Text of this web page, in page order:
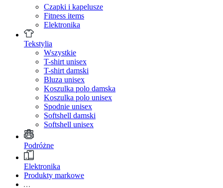
Czapki i kapelusze
Fitness items
Elektronika
Tekstylia
Wszystkie
T-shirt unisex
T-shirt damski
Bluza unisex
Koszulka polo damska
Koszulka polo unisex
Spodnie unisex
Softshell damski
Softshell unisex
Podróżne
Elektronika
Produkty markowe